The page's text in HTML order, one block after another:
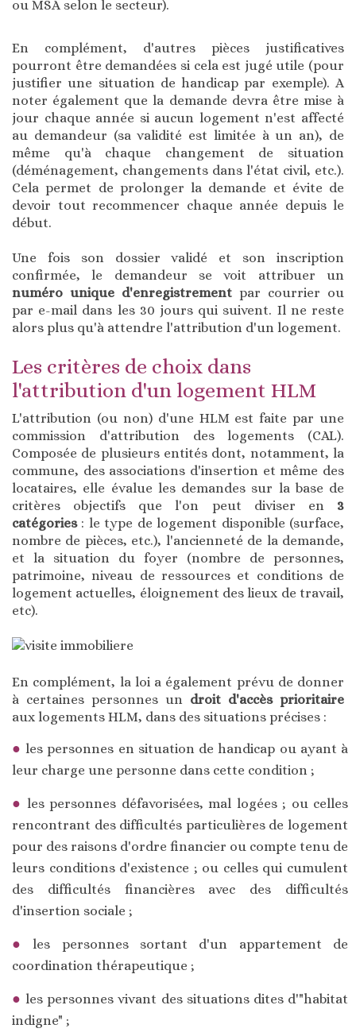
ou MSA selon le secteur).
En complément, d'autres pièces justificatives
pourront être demandées si cela est jugé utile (pour
justifier une situation de handicap par exemple). A
noter également que la demande devra être mise à
jour chaque année si aucun logement n'est affecté
au demandeur (sa validité est limitée à un an), de
même qu'à chaque changement de situation
(déménagement, changements dans l'état civil, etc.).
Cela permet de prolonger la demande et évite de
devoir tout recommencer chaque année depuis le
début.
Une fois son dossier validé et son inscription
confirmée, le demandeur se voit attribuer un
numéro unique d'enregistrement par courrier ou
par e-mail dans les 30 jours qui suivent. Il ne reste
alors plus qu'à attendre l'attribution d'un logement.
Les critères de choix dans
l'attribution d'un logement HLM
L'attribution (ou non) d'une HLM est faite par une
commission d'attribution des logements (CAL).
Composée de plusieurs entités dont, notamment, la
commune, des associations d'insertion et même des
locataires, elle évalue les demandes sur la base de
critères objectifs que l'on peut diviser en 3
catégories: le type de logement disponible (surface,
nombre de pièces, etc.), l'ancienneté de la demande,
et la situation du foyer (nombre de personnes,
patrimoine, niveau de ressources et conditions de
logement actuelles, éloignement des lieux de travail,
etc).
En complément, la loi a également prévu de donner
à certaines personnes un droit d'accès prioritaire
aux logements HLM, dans des situations précises :
les personnes en situation de handicap ou ayant à
leur charge une personne dans cette condition ;
les personnes défavorisées, mal logées ; ou celles
rencontrant des difficultés particulières de logement
pour des raisons d'ordre financier ou compte tenu de
leurs conditions d'existence ; ou celles qui cumulent
des difficultés financières avec des difficultés
d'insertion sociale ;
les personnes sortant d'un appartement de
coordination thérapeutique ;
les personnes vivant des situations dites d'"habitat
indigne" ;